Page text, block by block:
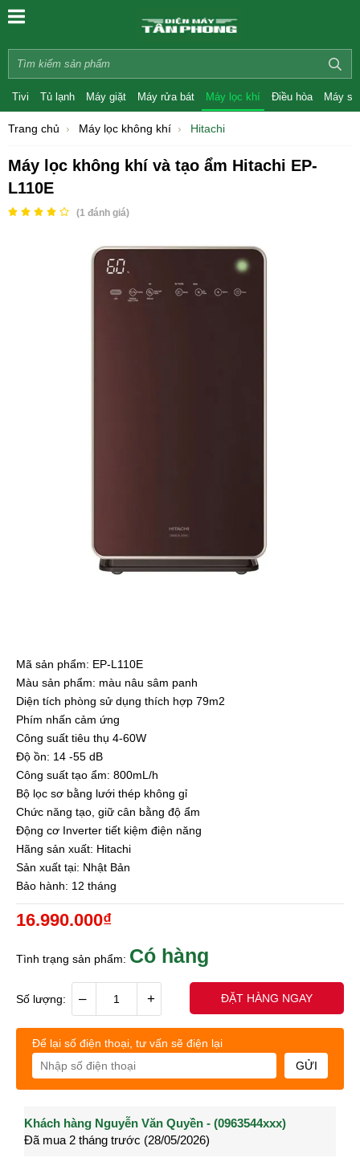
Tivi Tủ lạnh Máy giặt Máy rửa bát Máy lọc khí Điều hòa Máy
Trang chủ Máy lọc không khí Hitachi
Máy lọc không khí và tạo ẩm Hitachi EP-
L110E
(1 đánh giá)
Mã sản phẩm: EP-L110E
Màu sản phẩm: màu nâu sâm panh
Diện tích phòng sử dụng thích hợp 79m2
Phím nhấn cảm ứng
Công suất tiêu thụ 4-60W
Độ ồn: 14 -55 dB
Công suất tạo ẩm: 800mL/h
Bộ lọc sơ bằng lưới thép không gỉ
Chức năng tạo, giữ cân bằng độ ẩm
Động cơ Inverter tiết kiệm điện năng
Hãng sản xuất: Hitachi
Sản xuất tại: Nhật Bản
Bảo hành: 12 tháng
16.990.000₫
Tình trạng sản phẩm: Có hàng
Số lượng: – + ĐẶT HÀNG NGAY
Để lại số điện thoại, tư vấn sẽ điện lại
GỬI
Khách hàng Nguyễn Văn Quyền - (0963544xxx)
Đã mua 2 tháng trước (28/05/2026)
Khách hàng Nguyễn Thành Long - (0902021xxx)
Đã mua 3 tháng trước (27/04/2026)